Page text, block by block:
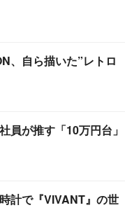
、自ら描いた”レトロ
員が推す「10万円台」
計で『VIVANT』の世